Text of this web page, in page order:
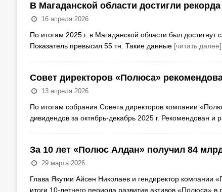
В Магаданской области достигли
16 апреля 2026
По итогам 2025 г. в Магаданской области был
Показатель превысил 55 тн. Такие данные [читать далее]
Совет директоров «Полюса»
13 апреля 2026
По итогам собрания Совета директоров компании
дивидендов за октябрь-декабрь 2025 г. Рекомендован и
За 10 лет «Полюс Алдан» получил 84
29 марта 2026
Глава Якутии Айсен Николаев и гендиректор компании
итоги 10-летнего периода развития активов «Полюса» в